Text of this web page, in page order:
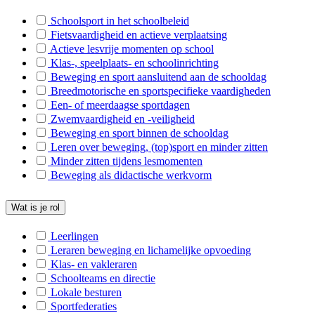
S-Heist o/d Berg
S-Westerlo
S-Kontich-Hove-Edegem
B-Merksplas
B-Oud-Turnhout
B-Rijkevorsel
B-Putte
B-Bonheiden
B-Alken
B-Beringen
B-Bocholt
B-Bree
B-Diepenbeek
Schoolsport in het schoolbeleid
Fietsvaardigheid en actieve verplaatsing
Actieve lesvrije momenten op school
Klas-, speelplaats- en schoolinrichting
Beweging en sport aansluitend aan de schooldag
Breedmotorische en sportspecifieke vaardigheden
Een- of meerdaagse sportdagen
Zwemvaardigheid en -veiligheid
Beweging en sport binnen de schooldag
Leren over beweging, (top)sport en minder zitten
Minder zitten tijdens lesmomenten
Beweging als didactische werkvorm
Wat is je rol
Leerlingen
Leraren beweging en lichamelijke opvoeding
Klas- en vakleraren
Schoolteams en directie
Lokale besturen
Sportfederaties